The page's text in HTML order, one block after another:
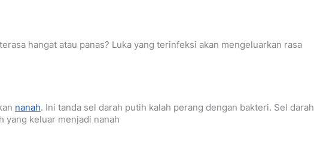
hangat atau panas? Luka yang terinfeksi akan mengeluarkan rasa
nanah. Ini tanda sel darah putih kalah perang dengan bakteri. Sel darah
yang keluar menjadi nanah